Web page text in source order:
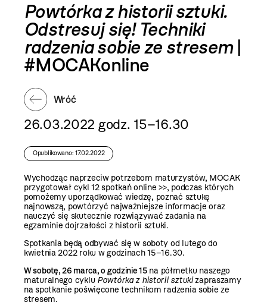
Powtórka z historii sztuki.
Odstresuj się! Techniki
radzenia sobie ze stresem|
#MOCAKonline
Wróć
26.03.2022 godz. 15–16.30
Opublikowano: 17.02.2022
Wychodząc naprzeciw potrzebom maturzystów, MOCAK
przygotował cykl 12 spotkań online >>, podczas których
pomożemy uporządkować wiedzę, poznać sztukę
najnowszą, powtórzyć najważniejsze informacje oraz
nauczyć się skutecznie rozwiązywać zadania na
egzaminie dojrzałości z historii sztuki.
Spotkania będą odbywać się w soboty od lutego do
kwietnia 2022 roku w godzinach 15–16.30.
W sobotę, 26 marca, o godzinie 15na półmetku naszego
maturalnego cyklu Powtórka z historii sztukizapraszamy
na spotkanie poświęcone technikom radzenia sobie ze
stresem.